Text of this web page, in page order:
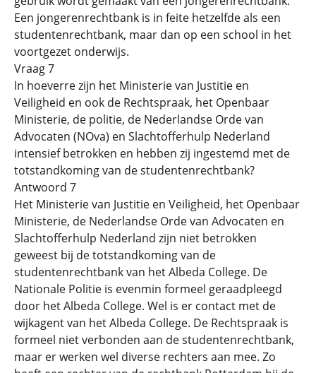
Een jongerenrechtbank is in feite hetzelfde als een
studentenrechtbank, maar dan op een school in het
voortgezet onderwijs.
Vraag 7
In hoeverre zijn het Ministerie van Justitie en
Veiligheid en ook de Rechtspraak, het Openbaar
Ministerie, de politie, de Nederlandse Orde van
Advocaten (NOva) en Slachtofferhulp Nederland
intensief betrokken en hebben zij ingestemd met de
totstandkoming van de studentenrechtbank?
Antwoord 7
Het Ministerie van Justitie en Veiligheid, het Openbaar
Ministerie, de Nederlandse Orde van Advocaten en
Slachtofferhulp Nederland zijn niet betrokken
geweest bij de totstandkoming van de
studentenrechtbank van het Albeda College. De
Nationale Politie is evenmin formeel geraadpleegd
door het Albeda College. Wel is er contact met de
wijkagent van het Albeda College. De Rechtspraak is
formeel niet verbonden aan de studentenrechtbank,
maar er werken wel diverse rechters aan mee. Zo